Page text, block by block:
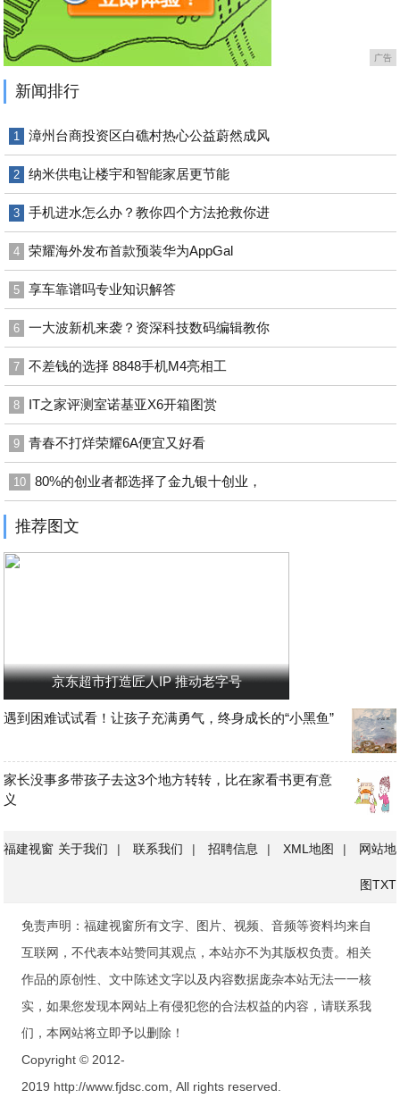
广告
新闻排行
1 漳州台商投资区白礁村热心公益蔚然成风
2 纳米供电让楼宇和智能家居更节能
3 手机进水怎么办？教你四个方法抢救你进
4 荣耀海外发布首款预装华为AppGal
5 享车靠谱吗专业知识解答
6 一大波新机来袭？资深科技数码编辑教你
7 不差钱的选择 8848手机M4亮相工
8 IT之家评测室诺基亚X6开箱图赏
9 青春不打烊荣耀6A便宜又好看
10 80%的创业者都选择了金九银十创业，
推荐图文
京东超市打造匠人IP 推动老字号
遇到困难试试看！让孩子充满勇气，终身成长的“小黑鱼”
家长没事多带孩子去这3个地方转转，比在家看书更有意
义
福建视窗 关于我们 | 联系我们 | 招聘信息 | XML地图 | 网站地
图TXT
免责声明：福建视窗所有文字、图片、视频、音频等资料均来自
互联网，不代表本站赞同其观点，本站亦不为其版权负责。相关
作品的原创性、文中陈述文字以及内容数据庞杂本站无法一一核
实，如果您发现本网站上有侵犯您的合法权益的内容，请联系我
们，本网站将立即予以删除！
Copyright © 2012-
2019 http://www.fjdsc.com, All rights reserved.